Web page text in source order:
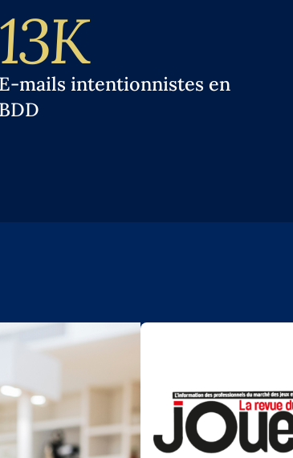
13K
E-mails intentionnistes en
BDD